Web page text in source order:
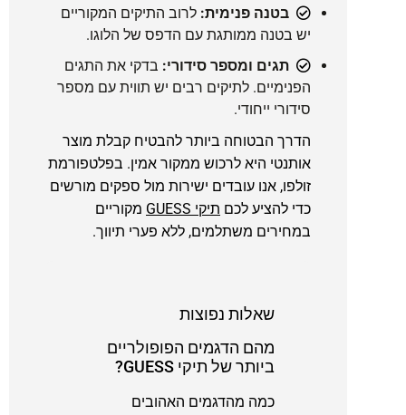
בטנה פנימית: לרוב התיקים המקוריים
יש בטנה ממותגת עם הדפס של הלוגו.
תגים ומספר סידורי: בדקי את התגים
הפנימיים. לתיקים רבים יש תווית עם מספר
סידורי ייחודי.
הדרך הבטוחה ביותר להבטיח קבלת מוצר
אותנטי היא לרכוש ממקור אמין. בפלטפורמת
זולפו, אנו עובדים ישירות מול ספקים מורשים
כדי להציע לכם תיקי GUESS
מקוריים
במחירים משתלמים, ללא פערי תיווך.
שאלות נפוצות
מהם הדגמים הפופולריים
ביותר של תיקי GUESS?
כמה מהדגמים האהובים